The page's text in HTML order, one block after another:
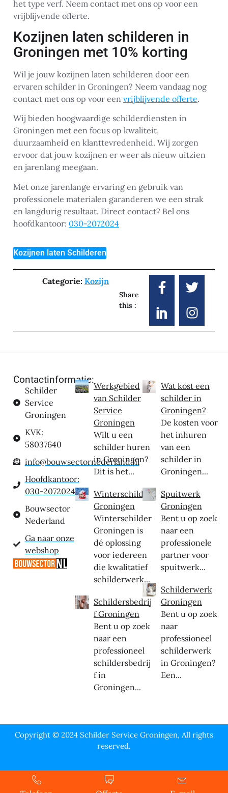
het type verf. Neem contact met ons op voor een
vrijblijvende offerte.
Kozijnen laten schilderen in
Groningen met 10% korting
Wil je jouw kozijnen laten schilderen door een
ervaren schilder in Groningen? Neem vandaag nog
contact met ons op voor een vrijblijvende offerte.
Wij bieden hoogwaardige schilderdiensten in
Groningen met een focus op kwaliteit,
duurzaamheid en klanttevredenheid. Wij zorgen
ervoor dat jouw kozijnen er weer als nieuw uitzien
en jarenlang meegaan.
Met onze jarenlange ervaring en gebruik van
professionele materialen garanderen we een strak
en langdurig resultaat. Direct contact? Bel ons
hoofdkantoor: 030-2072024
Kozijnen laten Schilderen
Categorie: Kozijn
Share
this :
Contactinformatie:
Schilder
Service
Groningen
KVK:
58037640
info@bouwsectornederland.nl
Hoofdkantoor:
030-2072024
Bouwsector
Nederland
Ga naar onze
webshop
Werkgebied
van Schilder
Service
Groningen
Wilt u een
schilder huren
in Groningen?
Dit is het...
Winterschilder
Groningen
Winterschilder
Groningen is
dé oplossing
voor iedereen
die kwalitatief
schilderwerk...
Schildersbedrij
f Groningen
Bent u op zoek
naar een
professioneel
schildersbedrij
f in
Groningen...
Wat kost een
schilder in
Groningen?
De kosten voor
het inhuren
van een
schilder in
Groningen...
Spuitwerk
Groningen
Bent u op zoek
naar een
professionele
partner voor
spuitwerk...
Schilderwerk
Groningen
Bent u op zoek
naar
professioneel
schilderwerk
in Groningen?
Een...
Copyright © 2024 Schilder Service Groningen, All rights
reserved.